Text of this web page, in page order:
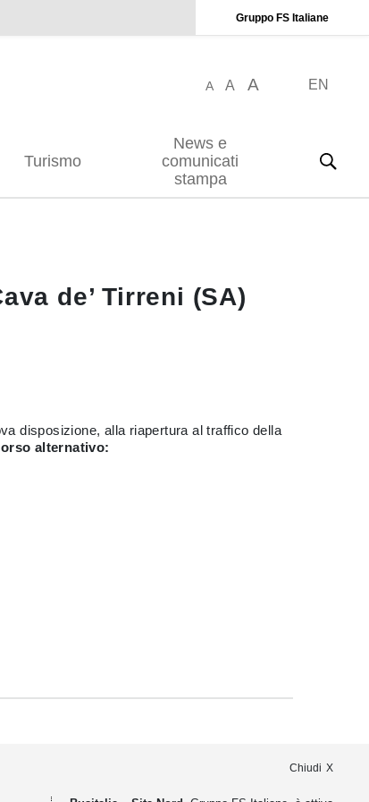
Gruppo FS Italiane
A A A EN
Turismo
News e
comunicati
stampa
de’ Tirreni (SA)
disposizione, alla riapertura al traffico della
alternativo:
Chiudi